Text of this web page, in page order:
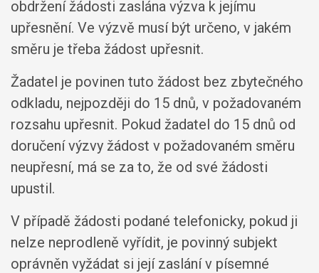
obdržení žádosti zaslána výzva k jejímu
upřesnění. Ve výzvě musí být určeno, v jakém
směru je třeba žádost upřesnit.
Žadatel je povinen tuto žádost bez zbytečného
odkladu, nejpozději do 15 dnů, v požadovaném
rozsahu upřesnit. Pokud žadatel do 15 dnů od
doručení výzvy žádost v požadovaném směru
neupřesní, má se za to, že od své žádosti
upustil.
V případě žádosti podané telefonicky, pokud ji
nelze neprodleně vyřídit, je povinný subjekt
oprávněn vyžádat si její zaslání v písemné